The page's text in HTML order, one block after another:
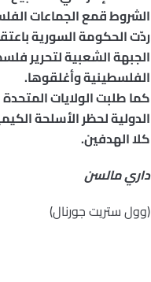
الشروط قمع الجماعات
ردّت الحكومة السورية
الجبهة الشعبية لتحرير
الفلسطينية وأغلقوها.
كما طلبت الولايات
الدولية لحظر الأسلحة
كلا الهدفين.
داري مالسن
(وول ستريت جورنال)